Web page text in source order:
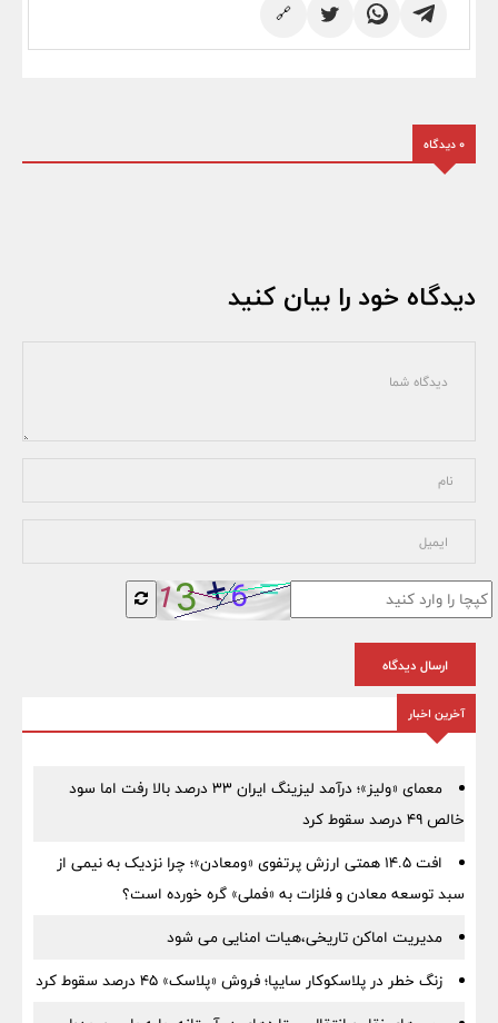
🔗
0 دیدگاه
دیدگاه خود را بیان کنید
ارسال دیدگاه
آخرین اخبار
معمای «ولیز»؛ درآمد لیزینگ ایران ۳۳ درصد بالا رفت اما سود
خالص ۴۹ درصد سقوط کرد
افت ۱۴.۵ همتی ارزش پرتفوی «ومعادن»؛ چرا نزدیک به نیمی از
سبد توسعه معادن و فلزات به «فملی» گره خورده است؟
مدیریت اماکن تاریخی،هیات امنایی می شود
زنگ خطر در پلاسکوکار سایپا؛ فروش «پلاسک» ۴۵ درصد سقوط کرد